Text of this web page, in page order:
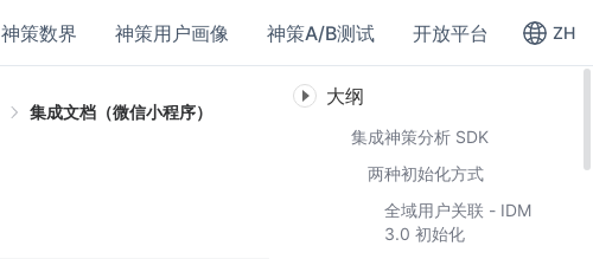
神策数界 神策用户画像 神策A/B测试 开放平台 ZH
集成文档（微信小程序）
大纲
集成神策分析 SDK
两种初始化方式
全域用户关联 - IDM
3.0 初始化